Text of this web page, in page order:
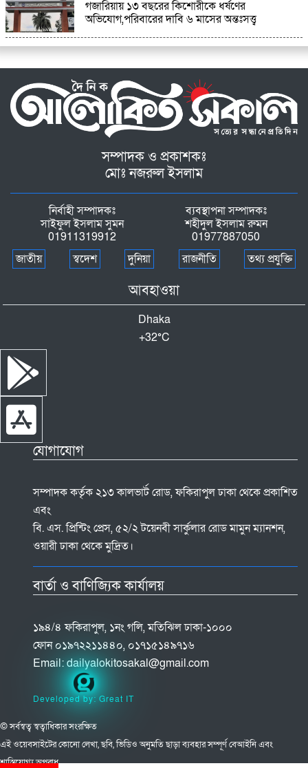
গজারিয়ায় ১৩ বছরের কিশোরীকে ধর্ষণের
অভিযোগ,পরিবারের দাবি ৬ মাসের অন্তঃসত্ত্ব
সম্পাদক ও প্রকাশকঃ
মোঃ নজরুল ইসলাম
নির্বাহী সম্পাদকঃ
সাইফুল ইসলাম সুমন
01911319912
ব্যবস্থাপনা সম্পাদকঃ
শহীদুল ইসলাম রুমন
01977887050
জাতীয়
স্বদেশ দুনিয়া রাজনীতি তথ্য প্রযুক্তি
আবহাওয়া
Dhaka
+32°C
যোগাযোগ
সম্পাদক কর্তৃক ২১৩ কালভার্ট রোড, ফকিরাপুল ঢাকা থেকে প্রকাশিত
এবং
বি. এস. প্রিন্টিং প্রেস, ৫২/২ টয়েনবী সার্কুলার রোড মামুন ম্যানশন,
ওয়ারী ঢাকা থেকে মুদ্রিত।
বার্তা ও বাণিজ্যিক কার্যালয়
১৯৪/৪ ফকিরাপুল, ১নং গলি, মতিঝিল ঢাকা-১০০০
ফোন ০১৯৭২২১১৪৪০, ০১৭১৫১৪৯৭১৬
Email:dailyalokitosakal@gmail.com
Developed by: Great IT
© সর্বস্বত্ব স্বত্বাধিকার সংরক্ষিত
এই ওয়েবসাইটের কোনো লেখা, ছবি, ভিডিও অনুমতি ছাড়া ব্যবহার সম্পূর্ণ বেআইনি এবং
শাস্তিযোগ্য অপরাধ